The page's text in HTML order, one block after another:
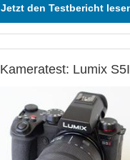
Jetzt den Testbericht
Kameratest: Lumix